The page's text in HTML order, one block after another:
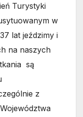
Turystyki
w
lat jeździmy i
na naszych
są
z